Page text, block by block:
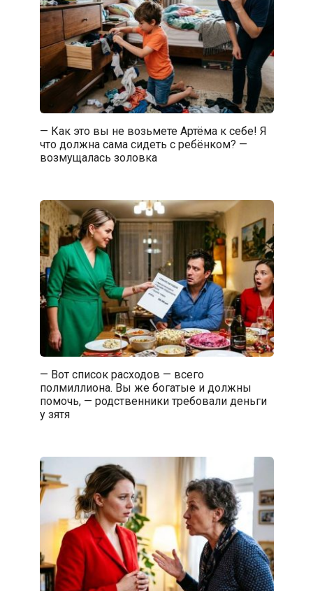
— Как это вы не возьмете Артёма к себе! Я
что должна сама сидеть с ребёнком? —
возмущалась золовка
— Вот список расходов — всего
полмиллиона. Вы же богатые и должны
помочь, — родственники требовали деньги
у зятя